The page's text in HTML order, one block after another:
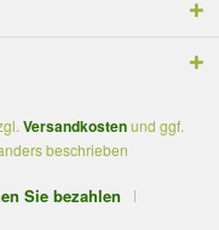
Versandkostenund ggf.
beschrieben
Sie bezahlen